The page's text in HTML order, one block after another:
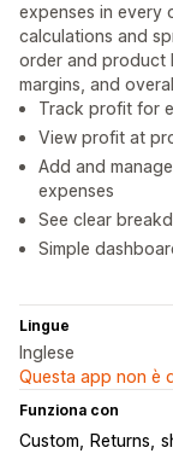
expenses in every
calculations and
order and product
margins, and
Track profit for
View profit at
Add and
expenses
See clear
Simple
Lingue
Inglese
Questa app non è
Funziona con
Custom Returns